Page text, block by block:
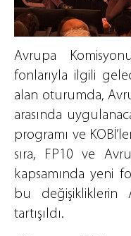
Avrupa
fonlarıyla ilgili
alan oturumda,
arasında
programı ve
sıra, FP10 ve
kapsamında yeni
bu değişikliklerin
tartışıldı.